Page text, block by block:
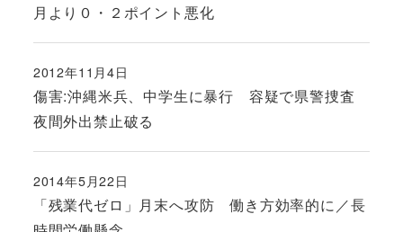
月より０・２ポイント悪化
傷害:沖縄米兵、中学生に暴行 容疑で県警捜査
夜間外出禁止破る
投稿日
2012年11月4日
「残業代ゼロ」月末へ攻防 働き方効率的に／長
投稿日
2014年5月22日